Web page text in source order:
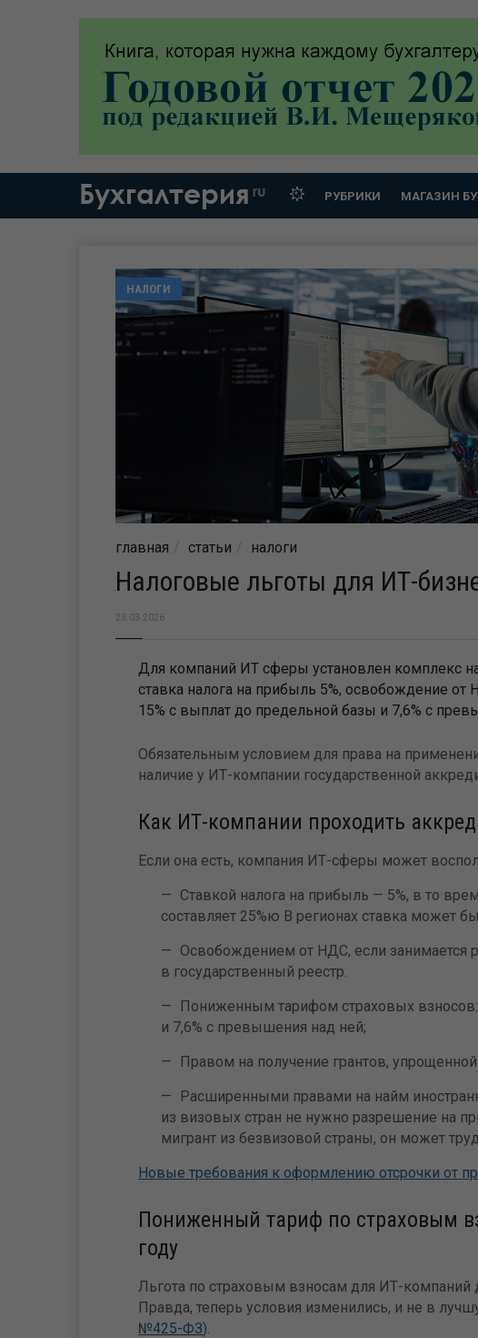
Бухгалтерия ru РУБРИКИ МАГАЗИН
НАЛОГИ
главная статьи налоги
Налоговые льготы для ИТ-
23.03.2026
Для компаний ИТ сферы установлен комплекс
ставка налога на прибыль 5%, освобождение
15% с выплат до предельной базы и 7,6% с
Обязательным условием для права на
наличие у ИТ-компании государственной
Как ИТ-компании проходить
Если она есть, компания ИТ-сферы может
Ставкой налога на прибыль — 5%, в то
составляет 25%ю В регионах ставка может
Освобождением от НДС, если занимается
в государственный реестр.
Пониженным тарифом страховых
и 7,6% с превышения над ней;
Правом на получение грантов,
Расширенными правами на найм
из визовых стран не нужно разрешение на
мигрант из безвизовой страны, он может
Новые требования к оформлению отсрочки от
Пониженный тариф по страховым
году
Льгота по страховым взносам для ИТ-компаний
Правда, теперь условия изменились, и не в
№425-ФЗ).